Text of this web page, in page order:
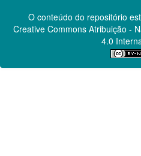
O conteúdo do repositório
Creative CommonsAtribuição -
4.0